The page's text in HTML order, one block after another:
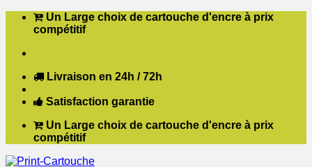
Passer Un Large choix de cartouche d'encre à prix
compétitif
Livraison en 24h / 72h
Satisfaction garantie
Un Large choix de cartouche d'encre à prix
compétitif